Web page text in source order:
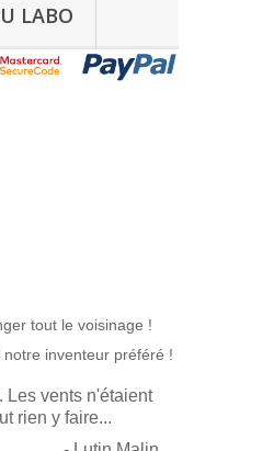
LABO
tout le voisinage !
inventeur préféré !
Les vents n'étaient
rien y faire...